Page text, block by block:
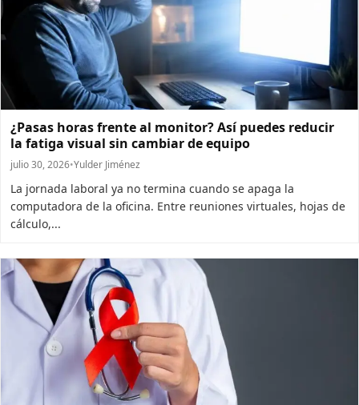
¿Pasas horas frente al monitor? Así puedes reducir
la fatiga visual sin cambiar de equipo
julio 30, 2026•Yulder Jiménez
La jornada laboral ya no termina cuando se apaga la
computadora de la oficina. Entre reuniones virtuales, hojas de
cálculo,...